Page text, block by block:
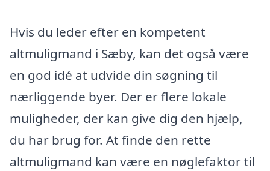
Hvis du leder efter en kompetent
altmuligmand i Sæby, kan det også være
en god idé at udvide din søgning til
nærliggende byer. Der er flere lokale
muligheder, der kan give dig den hjælp,
du har brug for. At finde den rette
altmuligmand kan være en nøglefaktor til